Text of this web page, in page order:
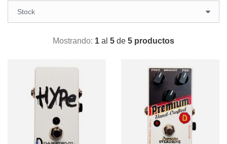
Mostrando: 1 al 5 de 5 productos